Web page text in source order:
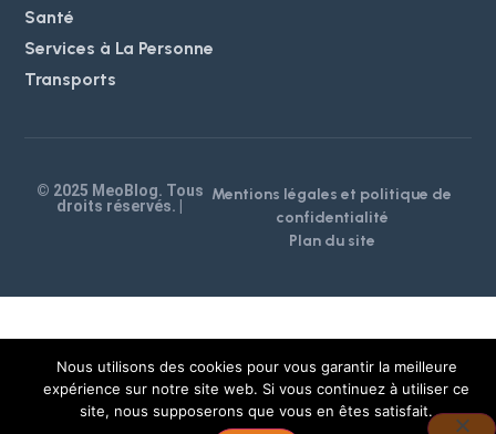
Santé
Services à La Personne
Transports
© 2025 MeoBlog. Tous
droits réservés. |
Mentions légales et politique de
confidentialité
Plan du site
Nous utilisons des cookies pour vous garantir la meilleure
expérience sur notre site web. Si vous continuez à utiliser ce
site, nous supposerons que vous en êtes satisfait.